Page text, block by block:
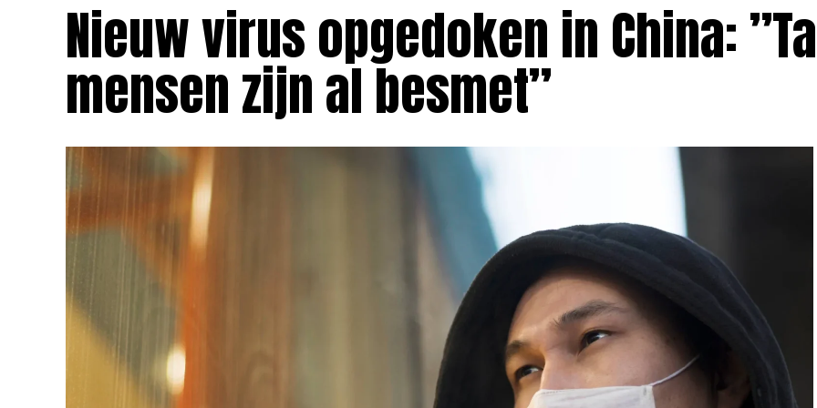
Nieuw virus opgedoken in China:
mensen zijn al besmet”